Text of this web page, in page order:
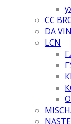
CC
DA
LCN